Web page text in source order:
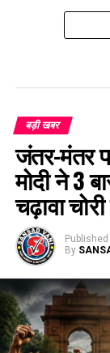
बड़ी खबर
जंतर-मंतर
मोदी ने 3
चढ़ावा
Published
By